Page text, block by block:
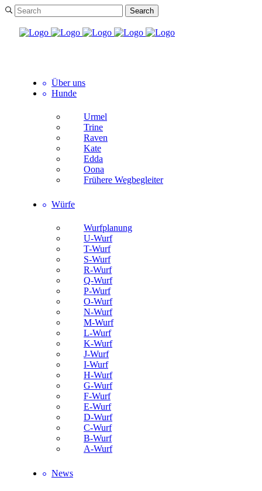
Über uns
Hunde
Urmel
Trine
Raven
Kate
Edda
Oona
Frühere Wegbegleiter
Würfe
Wurfplanung
U-Wurf
T-Wurf
S-Wurf
R-Wurf
Q-Wurf
P-Wurf
O-Wurf
N-Wurf
M-Wurf
L-Wurf
K-Wurf
J-Wurf
I-Wurf
H-Wurf
G-Wurf
F-Wurf
E-Wurf
D-Wurf
C-Wurf
B-Wurf
A-Wurf
News